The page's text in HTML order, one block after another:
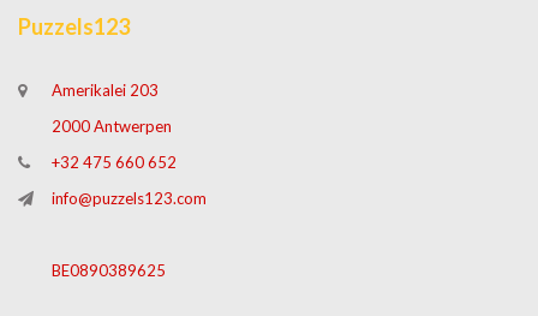
Puzzels123
Amerikalei 203
2000 Antwerpen
+32 475 660 652
info@puzzels123.com
BE0890389625